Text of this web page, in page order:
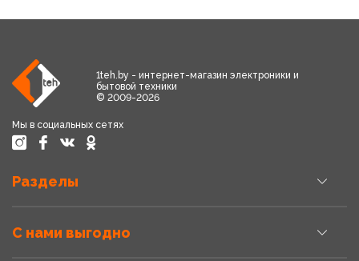
1teh.by - интернет-магазин электроники и
бытовой техники
© 2009-2026
Мы в социальных сетях
Разделы
С нами выгодно